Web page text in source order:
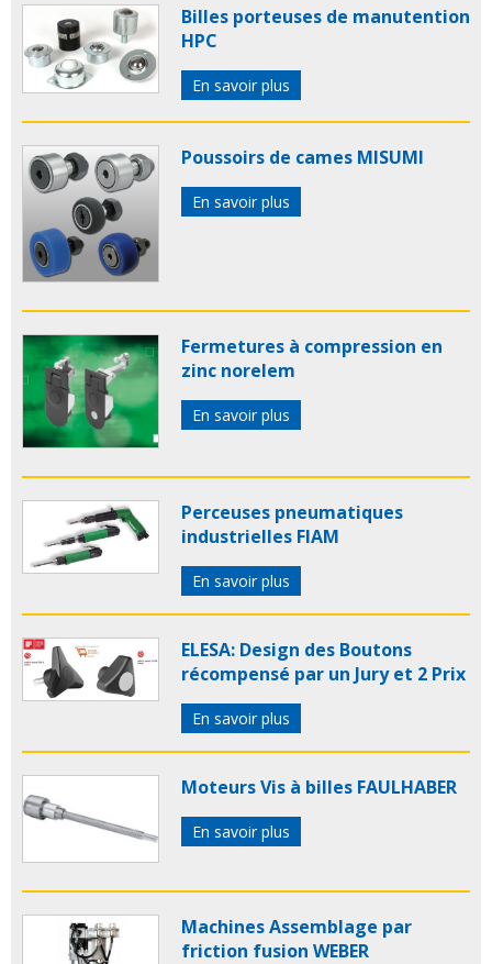
Billes porteuses de manutention
HPC
En savoir plus
Poussoirs de cames MISUMI
En savoir plus
Fermetures à compression en
zinc norelem
En savoir plus
Perceuses pneumatiques
industrielles FIAM
En savoir plus
ELESA: Design des Boutons
récompensé par un Jury et 2 Prix
En savoir plus
Moteurs Vis à billes FAULHABER
En savoir plus
Machines Assemblage par
friction fusion WEBER